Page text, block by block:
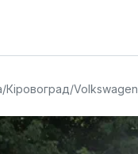
/Кіровоград/Volkswagen